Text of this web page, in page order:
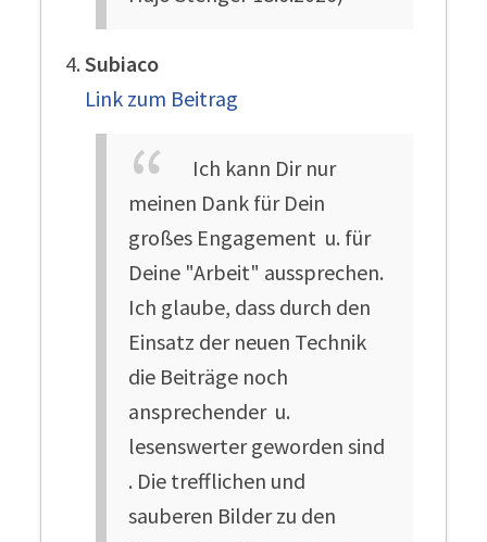
Subiaco
Link zum Beitrag
Ich kann Dir nur
meinen Dank für Dein
großes Engagement u. für
Deine "Arbeit" aussprechen.
Ich glaube, dass durch den
Einsatz der neuen Technik
die Beiträge noch
ansprechender u.
lesenswerter geworden sind
. Die trefflichen und
sauberen Bilder zu den